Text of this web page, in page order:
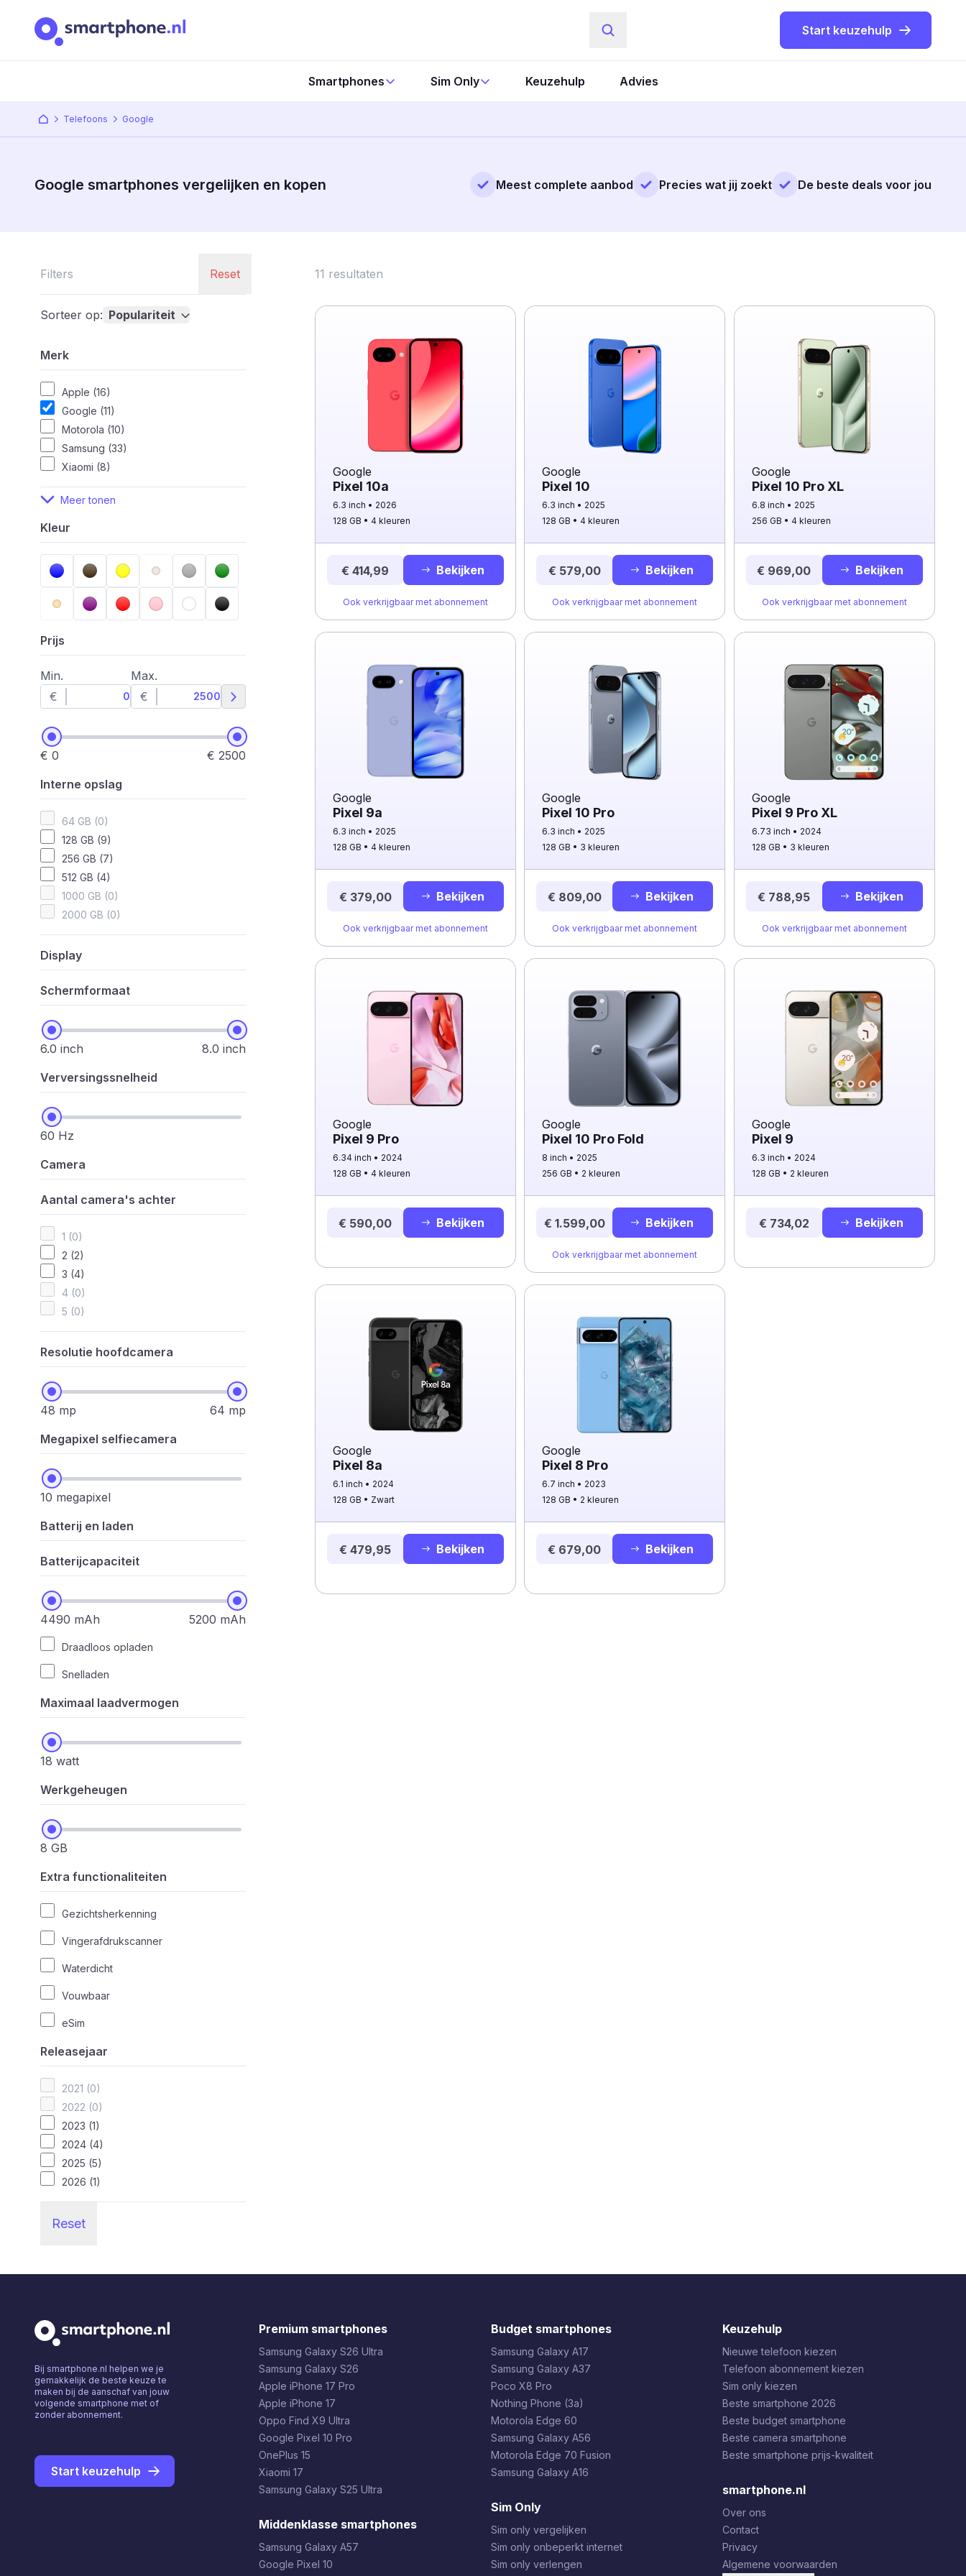
Start keuzehulp
Smartphones Sim Only Keuzehulp Advies
Telefoons Google
Google smartphones vergelijken en kopen Meest complete aanbod Precies wat jij zoekt De beste deals voor jou
Filters Reset
Sorteer op: Populariteit
Merk
Apple (16)
Google (11)
Motorola (10)
Samsung (33)
Xiaomi (8)
Meer tonen
Kleur
Prijs
Min.
€
Max.
€
€ 0
€ 2500
Interne opslag
64 GB (0)
128 GB (9)
256 GB (7)
512 GB (4)
1000 GB (0)
2000 GB (0)
Display
Schermformaat
6.0 inch
8.0 inch
Verversingssnelheid
60 Hz
Camera
Aantal camera's achter
1 (0)
2 (2)
3 (4)
4 (0)
5 (0)
Resolutie hoofdcamera
48 mp
64 mp
Megapixel selfiecamera
10 megapixel
Batterij en laden
Batterijcapaciteit
4490 mAh 5200 mAh
Draadloos opladen
Snelladen
Maximaal laadvermogen
18 watt
Werkgeheugen
8 GB
Extra functionaliteiten
Gezichtsherkenning
Vingerafdrukscanner
Waterdicht
Vouwbaar
eSim
Releasejaar
2021 (0)
2022 (0)
2023 (1)
2024 (4)
2025 (5)
2026 (1)
Reset
11 resultaten
Google
Pixel 10a
6.3 inch
2026
128 GB
4 kleuren
€ 414,99 Bekijken
Ook verkrijgbaar met abonnement
Google
Pixel 10
6.3 inch
2025
128 GB
4 kleuren
€ 579,00 Bekijken
Ook verkrijgbaar met abonnement
Google
Pixel 10 Pro XL
6.8 inch
2025
256 GB
4 kleuren
€ 969,00 Bekijken
Ook verkrijgbaar met abonnement
Google
Pixel 9a
6.3 inch
2025
128 GB
4 kleuren
€ 379,00 Bekijken
Ook verkrijgbaar met abonnement
Google
Pixel 10 Pro
6.3 inch
2025
128 GB
3 kleuren
€ 809,00 Bekijken
Ook verkrijgbaar met abonnement
Google
Pixel 9 Pro XL
6.73 inch
2024
128 GB
3 kleuren
€ 788,95 Bekijken
Ook verkrijgbaar met abonnement
Google
Pixel 9 Pro
6.34 inch
2024
128 GB
4 kleuren
€ 590,00 Bekijken
Google
Pixel 10 Pro Fold
8 inch
2025
256 GB
2 kleuren
€ 1.599,00 Bekijken
Ook verkrijgbaar met abonnement
Google
Pixel 9
6.3 inch
2024
128 GB
2 kleuren
€ 734,02 Bekijken
Google
Pixel 8a
6.1 inch
2024
128 GB
Zwart
€ 479,95 Bekijken
Google
Pixel 8 Pro
6.7 inch
2023
128 GB
2 kleuren
€ 679,00 Bekijken
Bij smartphone.nl helpen we je
gemakkelijk de beste keuze te
maken bij de aanschaf van jouw
volgende smartphone met of
zonder abonnement.
Start keuzehulp
Premium smartphones
Samsung Galaxy S26 Ultra
Samsung Galaxy S26
Apple iPhone 17 Pro
Apple iPhone 17
Oppo Find X9 Ultra
Google Pixel 10 Pro
OnePlus 15
Xiaomi 17
Samsung Galaxy S25 Ultra
Middenklasse smartphones
Samsung Galaxy A57
Google Pixel 10
Budget smartphones
Samsung Galaxy A17
Samsung Galaxy A37
Poco X8 Pro
Nothing Phone (3a)
Motorola Edge 60
Samsung Galaxy A56
Motorola Edge 70 Fusion
Samsung Galaxy A16
Sim Only
Sim only vergelijken
Sim only onbeperkt internet
Sim only verlengen
Keuzehulp
Nieuwe telefoon kiezen
Telefoon abonnement kiezen
Sim only kiezen
Beste smartphone 2026
Beste budget smartphone
Beste camera smartphone
Beste smartphone prijs-kwaliteit
smartphone.nl
Over ons
Contact
Privacy
Algemene voorwaarden